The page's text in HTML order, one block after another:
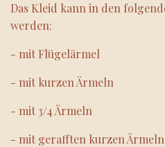
Das Kleid kann in den
werden:
- mit Flügelärmel
- mit kurzen Ärmeln
- mit 3/4 Ärmeln
- mit gerafften kurzen Ärmeln